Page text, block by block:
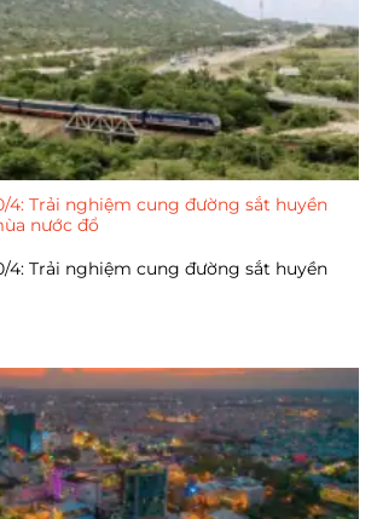
4: Trải nghiệm cung đường sắt huyền
nước đổ
4: Trải nghiệm cung đường sắt huyền